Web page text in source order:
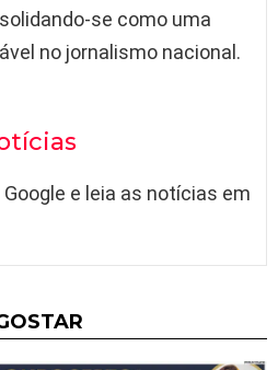
se como uma
no jornalismo nacional.
e leia as notícias em